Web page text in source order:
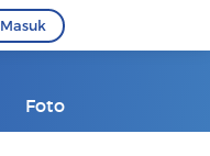
Masuk
Foto